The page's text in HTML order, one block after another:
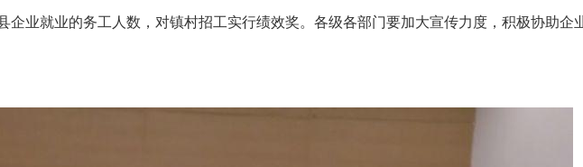
业就业的务工人数，对镇村招工实行绩效奖。各级各部门要加大宣传力度，积极协助企